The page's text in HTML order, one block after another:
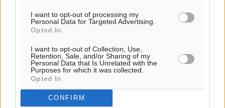
I want to opt-out of processing my
Personal Data for Targeted Advertising.
Opted In
I want to opt-out of Collection, Use,
Retention, Sale, and/or Sharing of my
Personal Data that Is Unrelated with the
Purposes for which it was collected.
Opted In
CONFIRM